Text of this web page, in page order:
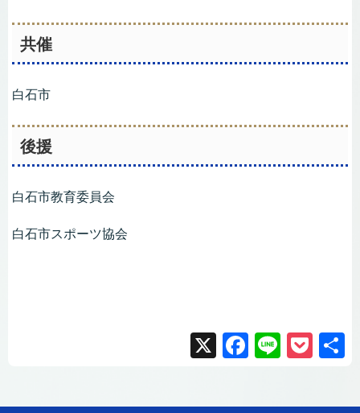
共催
白石市
後援
白石市教育委員会
白石市スポーツ協会
X F Li
P